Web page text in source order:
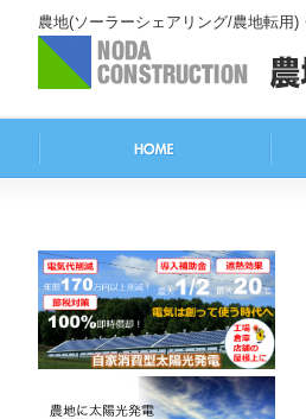
農地(ソーラーシェアリング/農地転用